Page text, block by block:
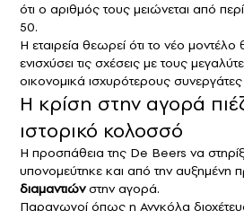
ότι ο αριθμός τους μειώνεται από
50.
Η εταιρεία θεωρεί ότι το νέο μοντέλο
ενισχύσει τις σχέσεις με τους
οικονομικά ισχυρότερους συνεργάτες
Η κρίση στην αγορά
ιστορικό κολοσσό
Η προσπάθεια της De Beers να
υπονομεύτηκε και από την αυξημένη
διαμαντιώνστην αγορά.
Παραγωγοί όπως η Ανγκόλα